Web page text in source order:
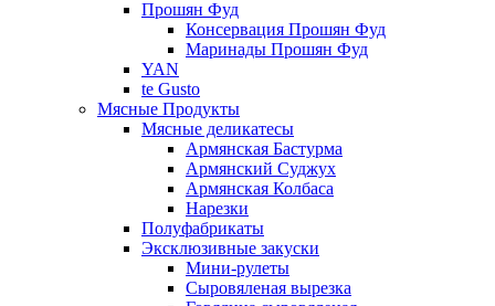
Прошян Фуд
Консервация Прошян Фуд
Маринады Прошян Фуд
YAN
te Gusto
Мясные Продукты
Мясные деликатесы
Армянская Бастурма
Армянский Суджух
Армянская Колбаса
Нарезки
Полуфабрикаты
Эксклюзивные закуски
Мини-рулеты
Сыровяленая вырезка